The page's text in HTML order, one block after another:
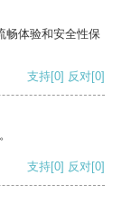
畅体验和安全性保
支持[0] 反对[0]
支持[0] 反对[0]